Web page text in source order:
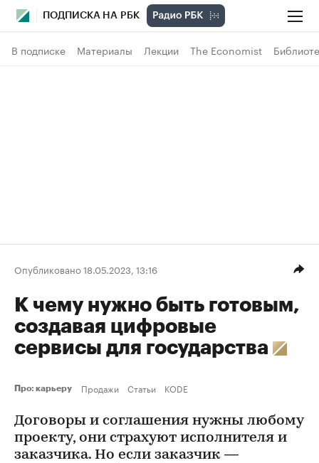
ПОДПИСКА НА РБК
В подписке Материалы Лекции The Economist
Опубликовано 18.05.2023, 13:16
К чему нужно быть готовым,
создавая цифровые
сервисы для государства
Про: карьеру Продажи Статьи KODE
Договоры и соглашения нужны любому
проекту, они страхуют исполнителя и
заказчика. Но если заказчик —